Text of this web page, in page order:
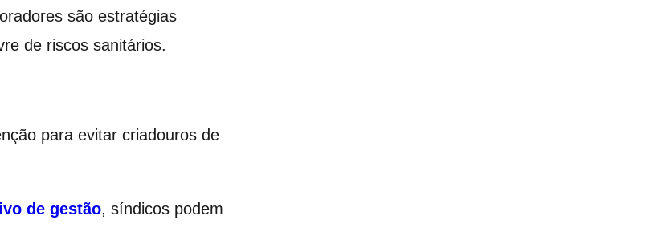
são estratégias
de riscos sanitários.
para evitar criadouros de
de gestão, síndicos podem